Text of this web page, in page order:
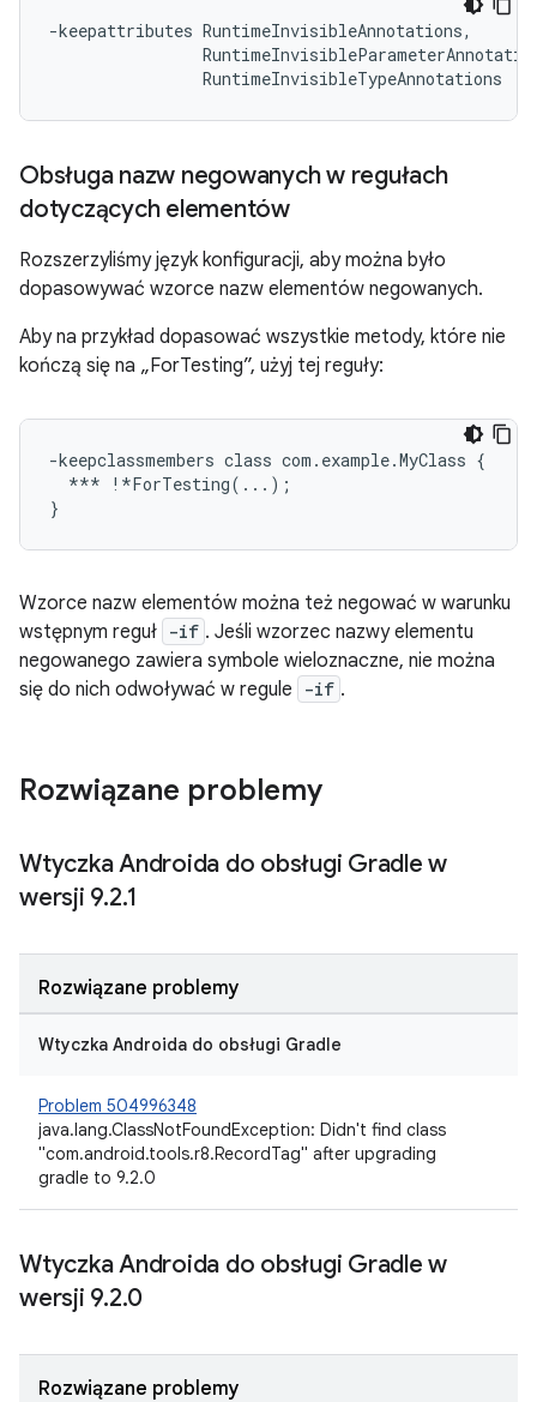
-keepattributes RuntimeInvisibleAnnotations,
Obsługa nazw negowanych w regułach
dotyczących elementów
Rozszerzyliśmy język konfiguracji, aby można było
dopasowywać wzorce nazw elementów negowanych.
Aby na przykład dopasować wszystkie metody, które nie
kończą się na „ForTesting”, użyj tej reguły:
-keepclassmembers class com.example.MyClass {
  *** !*ForTesting(...);
Wzorce nazw elementów można też negować w warunku
wstępnym reguł -if . Jeśli wzorzec nazwy elementu
negowanego zawiera symbole wieloznaczne, nie można
się do nich odwoływać w regule
-if .
Rozwiązane problemy
Wtyczka Androida do obsługi Gradle w
wersji 9.2.1
Rozwiązane problemy
Wtyczka Androida do obsługi Gradle
Problem 504996348
java.lang.ClassNotFoundException: Didn't find class
"com.android.tools.r8.RecordTag" after upgrading
gradle to 9.2.0
Wtyczka Androida do obsługi Gradle w
wersji 9.2.0
Rozwiązane problemy